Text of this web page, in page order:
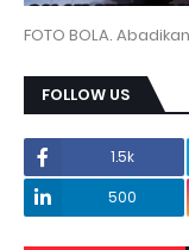
FOTO BOLA.
FOLLOW US
1.5k
500